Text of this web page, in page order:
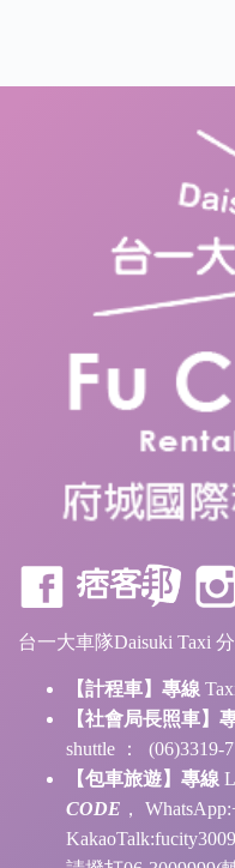
台一大車隊Daisuki Taxi
【計程車】專線
【社會局長照車】
shuttle ： (06)3319-
【包車旅遊】專線
CODE ，